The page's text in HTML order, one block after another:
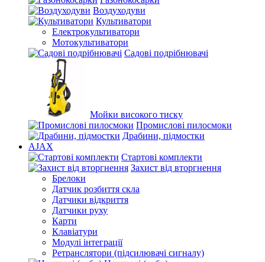
Воздуходуви
Культиватори
Електрокультиватори
Мотокультиватори
Садові подрібнювачі
Мойки високого тиску
Промислові пилосмоки
Драбини, підмостки
AJAX
Стартові комплекти
Захист від вторгнення
Брелоки
Датчик розбиття скла
Датчики відкриття
Датчики руху
Карти
Клавіатури
Модулі інтеграції
Ретранслятори (підсилювачі сигналу)